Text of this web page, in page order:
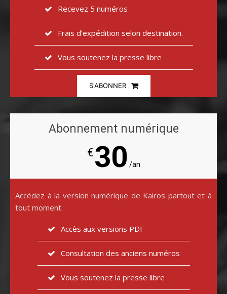
Recevez 5 numéros
Frais d’expédition selon destination.
Vous soutenez la presse libre
S'ABONNER
Abonnement numérique
€30 /an
Accédez à la version numérique de Kairos partout et à
tout moment.
Accès aux versions PDF
Consultation des anciens numéros
Vous soutenez la presse libre